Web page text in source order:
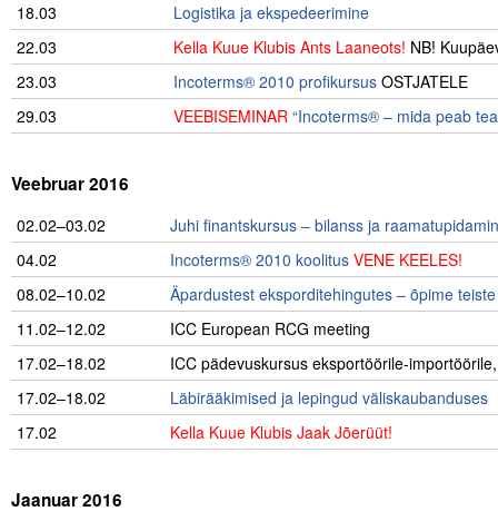
18.03
Logistika ja ekspedeerimine
22.03
Kella Kuue Klubis Ants Laaneots! NB!
23.03
Incoterms® 2010 profikursus OSTJATELE
29.03
VEEBISEMINAR “Incoterms® – mida peab
Veebruar 2016
02.02–03.02
Juhi finantskursus – bilanss ja
04.02
Incoterms® 2010 koolitus VENE KEELES!
08.02–10.02
Äpardustest eksporditehingutes – õpime
11.02–12.02
ICC European RCG meeting
17.02–18.02
ICC pädevuskursus eksportöörile-
17.02–18.02
Läbirääkimised ja lepingud väliskaubanduses
17.02
Kella Kuue Klubis Jaak Jõerüüt!
Jaanuar 2016